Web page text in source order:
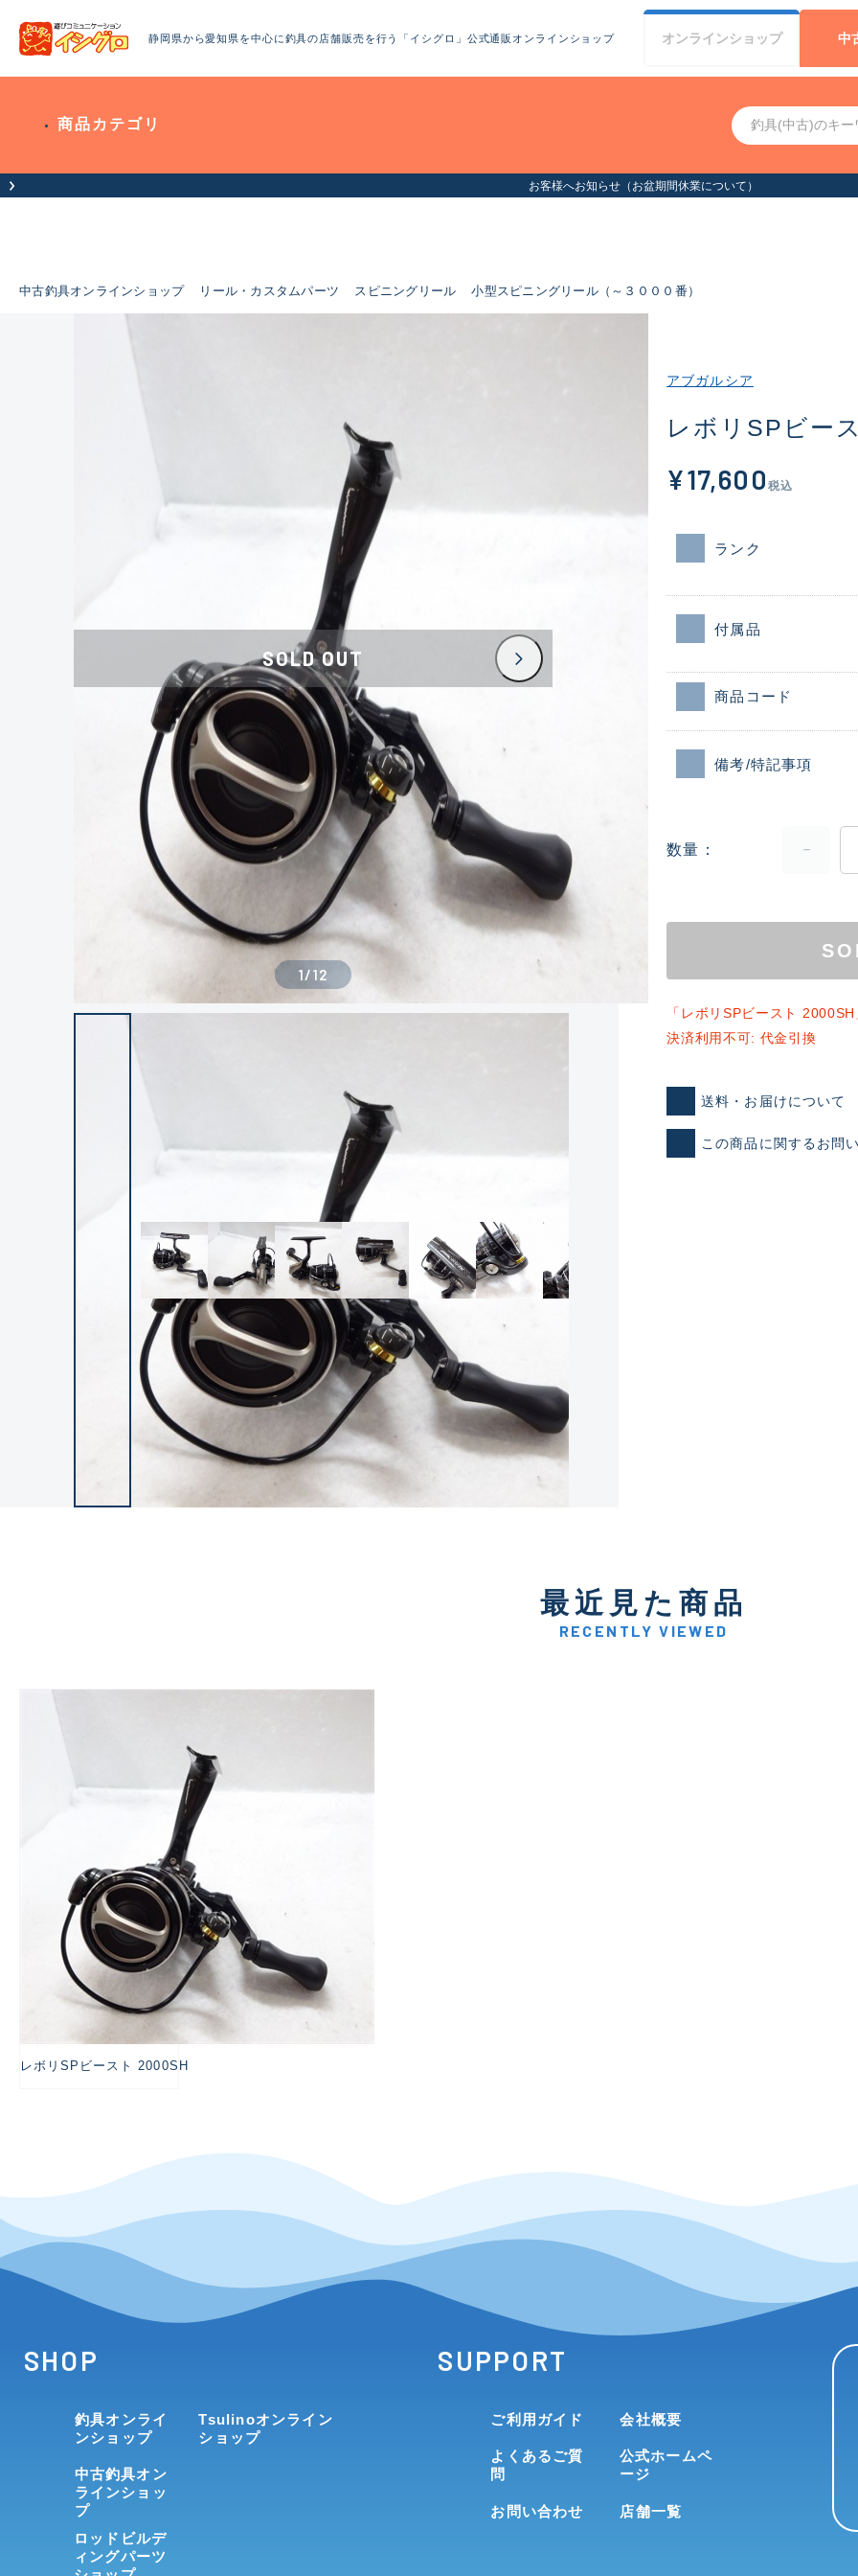
静岡県から愛知県を中心に釣具の店舗販売を行う「イシグロ」公式通販オンラインショップ オンラインショップ 中
商品カテゴリ
お客様へお知らせ（お盆期間休業について）
中古釣具オンラインショップ リール・カスタムパーツ スピニングリール 小型スピニングリール（～３０００番）
良
新古品（メーカー問屋から
C-
い品
SOLD OUT
1/12
アブガルシア
レボリSPビー
¥17,600 税込
ランク
付属品
商品コード
備考/特記事項
数量
「レボリSPビースト
決済利用不可: 代金引換
送料・お届けについて
この商品に関するお問
最近見た商品
RECENTLY VIEWED
レボリSPビースト 2000SH
SHOP
釣具オンライ
ンショップ
中古釣具オン
ラインショッ
プ
ロッドビルデ
ィングパーツ
Tsulinoオンライン
ショップ
SUPPORT
ご利用ガイド
よくあるご質
問
お問い合わせ
会社概要
公式ホームペ
ージ
店舗一覧